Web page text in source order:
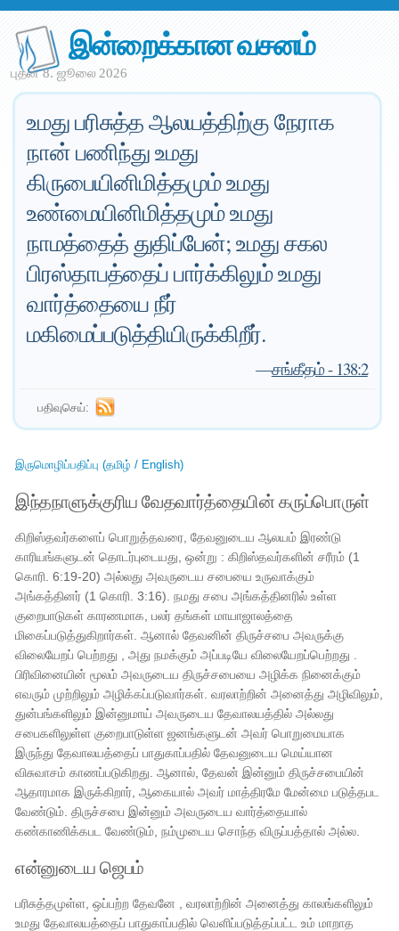
இன்றைக்கான வசனம்
புதன் 8. ஜூலை 2026
உமது பரிசுத்த ஆலயத்திற்கு நேராக
நான் பணிந்து உமது
கிருபையினிமித்தமும் உமது
உண்மையினிமித்தமும் உமது
நாமத்தைத் துதிப்பேன்; உமது சகல
பிரஸ்தாபத்தைப் பார்க்கிலும் உமது
வார்த்தையை நீர்
மகிமைப்படுத்தியிருக்கிறீர்.
—சங்கீதம் - 138:2
பதிவுசெய்:
இருமொழிப்பதிப்பு (தமிழ் / English)
இந்தநாளுக்குரிய வேதவார்த்தையின் கருப்பொருள்
கிறிஸ்தவர்களைப் பொறுத்தவரை, தேவனுடைய ஆலயம் இரண்டு
காரியங்களுடன் தொடர்புடையது, ஒன்று : கிறிஸ்தவர்களின் சரீரம் (1
கொரி. 6:19-20) அல்லது அவருடைய சபையை உருவாக்கும்
அங்கத்தினர் (1 கொரி. 3:16). நமது சபை அங்கத்தினரில் உள்ள
குறைபாடுகள் காரணமாக, பலர் தங்கள் மாயாஜாலத்தை
மிகைப்படுத்துகிறார்கள். ஆனால் தேவனின் திருச்சபை அவருக்கு
விலையேறப் பெற்றது , அது நமக்கும் அப்படியே விலையேறப்பெற்றது .
பிரிவினையின் மூலம் அவருடைய திருச்சபையை அழிக்க நினைக்கும்
எவரும் முற்றிலும் அழிக்கப்படுவார்கள். வரலாற்றின் அனைத்து அழிவிலும்,
துன்பங்களிலும் இன்னுமாய் அவருடைய தேவாலயத்தில் அல்லது
சபைகளிலுள்ள குறைபாடுள்ள ஜனங்களுடன் அவர் பொறுமையாக
இருந்து தேவாலயத்தைப் பாதுகாப்பதில் தேவனுடைய மெய்யான
விசுவாசம் காணப்படுகிறது. ஆனால், தேவன் இன்னும் திருச்சபையின்
ஆதாரமாக இருக்கிறார், ஆகையால் அவர் மாத்திரமே மேன்மை படுத்தபட
வேண்டும். திருச்சபை இன்னும் அவருடைய வார்த்தையால்
கண்காணிக்கபட வேண்டும், நம்முடைய சொந்த விருப்பத்தால் அல்ல.
என்னுடைய ஜெபம்
பரிசுத்தமுள்ள, ஒப்பற்ற தேவனே , வரலாற்றின் அனைத்து காலங்களிலும்
உமது தேவாலயத்தைப் பாதுகாப்பதில் வெளிப்படுத்தப்பட்ட உம் மாறாத